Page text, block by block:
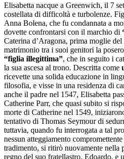
Elisabetta nacque a Greenwich, il 7
costellata di difficoltà e turbolenze.
Anna Bolena, che fu condannata a
dovette confrontarsi con il marchio di
Caterina d’Aragona, prima moglie
matrimonio tra i suoi genitori la
“figlia illegittima”, che in seguito i
la sua ascesa al trono. Descritta come
ricevette una solida educazione in
filosofia, e visse in una residenza di
anche il padre nel 1547, Elisabetta
Catherine Parr, che quasi subito si
morte di Catherine nel 1549,
tentativo di Thomas Seymour di
tuttavia, quando fu interrogata a tal
nessun atteggiamento
tradimento, si ritirò nuovamente
regno del suo fratellastro, Edoardo, e